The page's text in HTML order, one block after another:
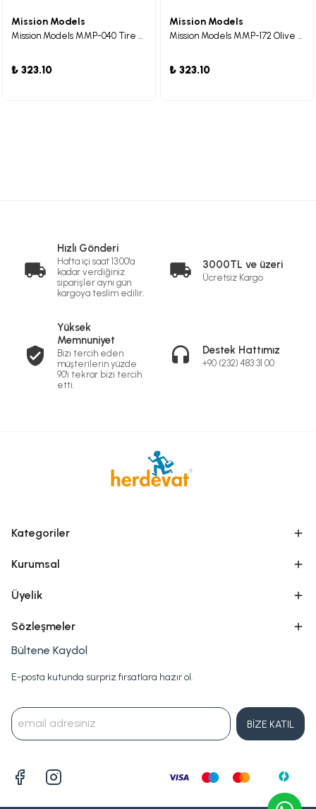
Mission Models
Mission Models MMP-040 Tire Black 1 Maket Boyası 30ml
₺ 323.10
Mission Models
Mission Models MMP-172 Olive Drab / Dark Green 1968-74 FS 24087 Maket Boyası 30ml
₺ 323.10
Hızlı Gönderi
Hafta içi saat 13:00'a
kadar verdiğiniz
siparişler aynı gün
kargoya teslim edilir.
3000TL ve üzeri
Ücretsiz Kargo
Yüksek
Memnuniyet
Bizi tercih eden
müşterilerin yüzde
90'ı tekrar bizi tercih
etti.
Destek Hattımız
+90 (232) 483 31 00
Kategoriler
Kurumsal
Üyelik
Sözleşmeler
Bültene Kaydol
E-posta kutunda sürpriz fırsatlara hazır ol.
BİZE KATIL